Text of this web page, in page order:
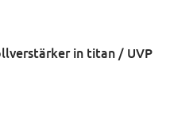
in titan / UVP